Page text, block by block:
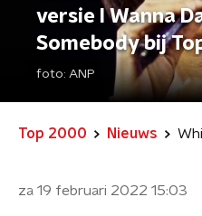
versie I Wanna
Somebody bij
foto: ANP
Top 2000 Nieuws
za 19 februari 2022 15:03